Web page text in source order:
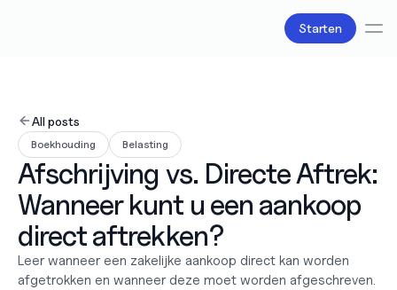
Starten
Salarisadministratie
Belastingzaken
Producten
Bv oprichten
Zakelijke accounts en bankpassen
Facturatie
Over ons
Liefde
Pricing
All posts
Boekhouding Belasting
Afschrijving vs. Directe Aftrek:
Wanneer kunt u een aankoop
direct aftrekken?
Leer wanneer een zakelijke aankoop direct kan worden
afgetrokken en wanneer deze moet worden afgeschreven.